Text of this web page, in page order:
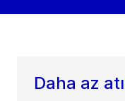
Daha az